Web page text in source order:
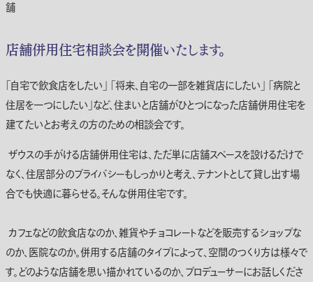
舗
店舗併用住宅相談会を開催いたします。
「自宅で飲食店をしたい」 「将来、自宅の一部を雑貨店にしたい」 「病院と
住居を一つにしたい」など、住まいと店舗がひとつになった店舗併用住宅を
建てたいとお考えの方のための相談会です。
ザウスの手がける店舗併用住宅は、ただ単に店舗スペースを設けるだけで
なく、住居部分のプライバシーもしっかりと考え、テナントとして貸し出す場
合でも快適に暮らせる。そんな併用住宅です。
カフェなどの飲食店なのか、雑貨やチョコレートなどを販売するショップな
のか、医院なのか。併用する店舗のタイプによって、空間のつくり方は様々で
す。どのような店舗を思い描かれているのか、プロデューサーにお話しくださ